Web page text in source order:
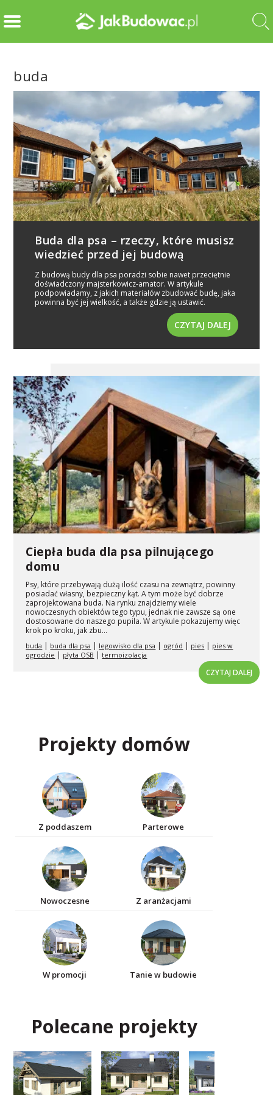
buda
Buda dla psa – rzeczy, które musisz
wiedzieć przed jej budową
Z budową budy dla psa poradzi sobie nawet przeciętnie
doświadczony majsterkowicz-amator. W artykule
podpowiadamy, z jakich materiałów zbudować budę, jaka
powinna być jej wielkość, a także gdzie ją ustawić.
CZYTAJ DALEJ
Ciepła buda dla psa pilnującego
domu
Psy, które przebywają dużą ilość czasu na zewnątrz, powinny
posiadać własny, bezpieczny kąt. A tym może być dobrze
zaprojektowana buda. Na rynku znajdziemy wiele
nowoczesnych obiektów tego typu, jednak nie zawsze są one
dostosowane do naszego pupila. W artykule pokazujemy więc
krok po kroku, jak zbu...
buda buda dla psa legowisko dla psa ogród pies
pies w
ogrodzie
płyta OSB |termoizolacja
CZYTAJ DALEJ
Projekty domów
Z poddaszem Parterowe
Nowoczesne Z aranżacjami
W promocji Tanie w budowie
Polecane projekty